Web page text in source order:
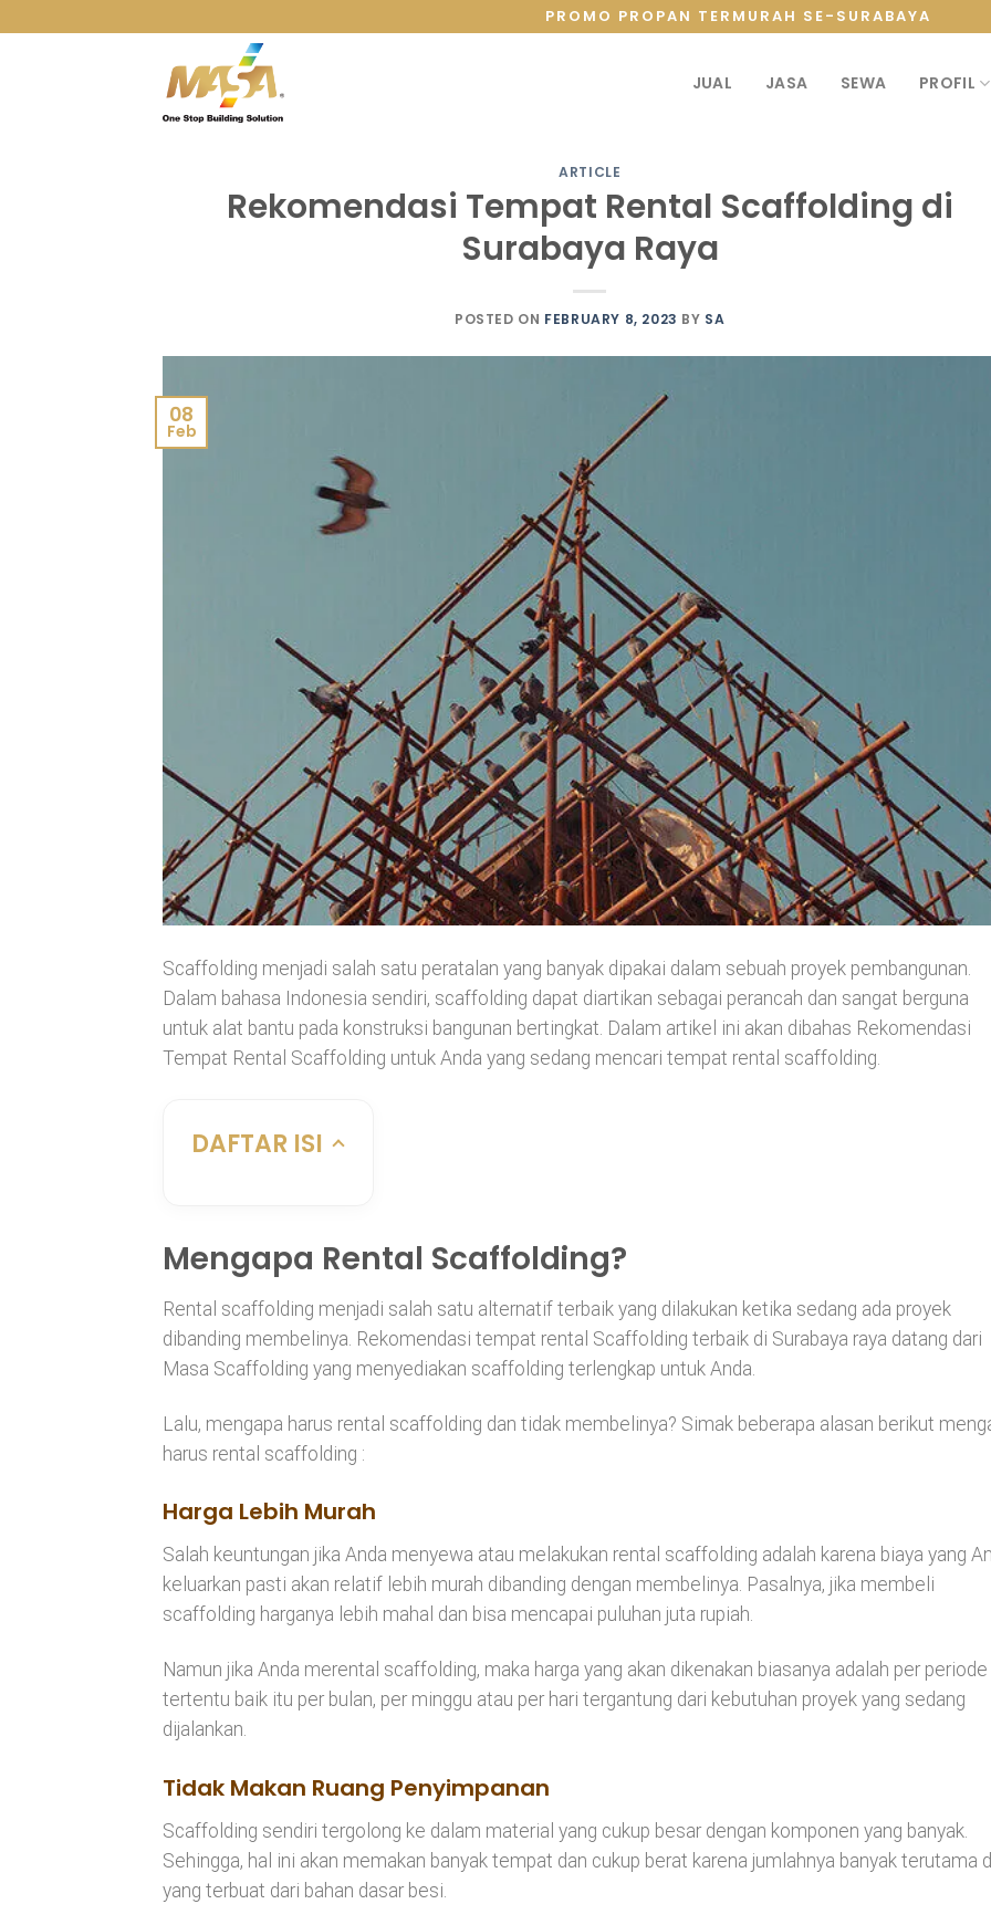
PROMO PROPAN TERMURAH SE-SURABAYA
JUAL JASA SEWA PROFIL
ARTICLE
Rekomendasi Tempat Rental Scaffolding di
Surabaya Raya
POSTED ON FEBRUARY 8, 2023 BY SA
08
Feb
Scaffolding menjadi salah satu peratalan yang banyak dipakai dalam sebuah proyek pembangunan.
Dalam bahasa Indonesia sendiri, scaffolding dapat diartikan sebagai perancah dan sangat berguna
untuk alat bantu pada konstruksi bangunan bertingkat. Dalam artikel ini akan dibahas Rekomendasi
Tempat Rental Scaffolding untuk Anda yang sedang mencari tempat rental scaffolding.
DAFTAR ISI
Mengapa Rental Scaffolding?
Rental scaffolding menjadi salah satu alternatif terbaik yang dilakukan ketika sedang ada proyek
dibanding membelinya. Rekomendasi tempat rental Scaffolding terbaik di Surabaya raya datang dari
Masa Scaffolding yang menyediakan scaffolding terlengkap untuk Anda.
Lalu, mengapa harus rental scaffolding dan tidak membelinya? Simak beberapa alasan berikut
harus rental scaffolding :
Harga Lebih Murah
Salah keuntungan jika Anda menyewa atau melakukan rental scaffolding adalah karena biaya yang
keluarkan pasti akan relatif lebih murah dibanding dengan membelinya. Pasalnya, jika membeli
scaffolding harganya lebih mahal dan bisa mencapai puluhan juta rupiah.
Namun jika Anda merental scaffolding, maka harga yang akan dikenakan biasanya adalah per periode
tertentu baik itu per bulan, per minggu atau per hari tergantung dari kebutuhan proyek yang sedang
dijalankan.
Tidak Makan Ruang Penyimpanan
Scaffolding sendiri tergolong ke dalam material yang cukup besar dengan komponen yang banyak.
Sehingga, hal ini akan memakan banyak tempat dan cukup berat karena jumlahnya banyak terutama
yang terbuat dari bahan dasar besi.